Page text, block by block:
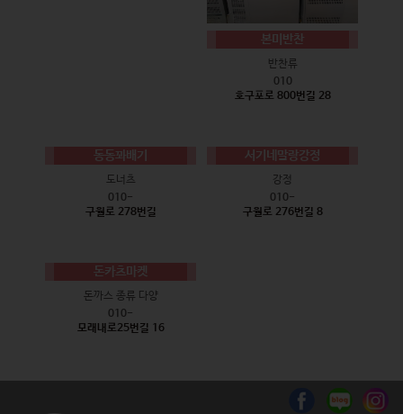
본미반찬
반찬류
010
호구포로 800번길 28
동동꽈배기
도너츠
010-
구월로 278번길
서기네말랑강정
강정
010-
구월로 276번길 8
돈카츠마켓
돈까스 종류 다양
010-
모래내로25번길 16